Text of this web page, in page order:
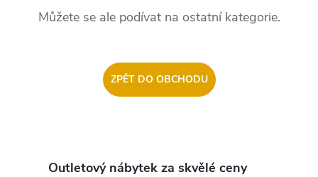
Můžete se ale podívat na ostatní kategorie.
ZPĚT DO OBCHODU
Outletový nábytek za skvělé ceny